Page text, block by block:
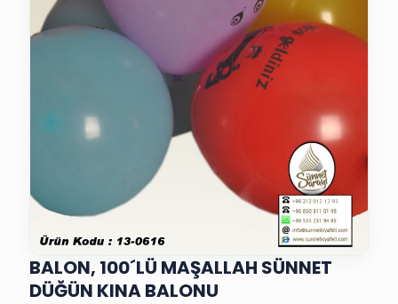
BALON, 100´LÜ MAŞALLAH SÜNNET
DÜĞÜN KINA BALONU